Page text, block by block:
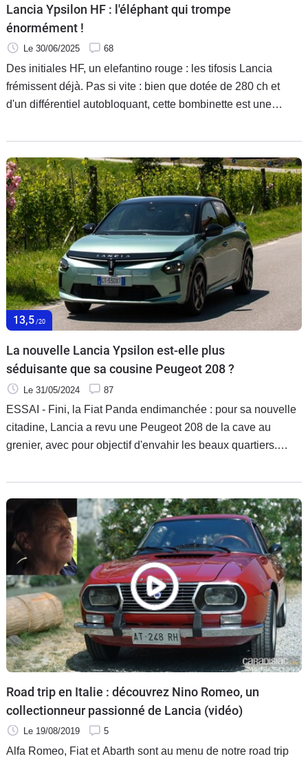
Lancia Ypsilon HF : l'éléphant qui trompe
énormément !
Le 30/06/2025 68
Des initiales HF, un elefantino rouge : les tifosis Lancia
frémissent déjà. Pas si vite : bien que dotée de 280 ch et
d'un différentiel autobloquant, cette bombinette est une
Stellantis. Comprenez une déclinaison à ras du sol des SUV
Alfa Junior Veloce et Abarth 600, ou une proche cousine de
la future Peugeot e208 GTI. On peut néanmoins espérer une
digne concurrente de l'Alpine A290…
13,5 /20
La nouvelle Lancia Ypsilon est-elle plus
séduisante que sa cousine Peugeot 208 ?
Le 31/05/2024 87
ESSAI - Fini, la Fiat Panda endimanchée : pour sa nouvelle
citadine, Lancia a revu une Peugeot 208 de la cave au
grenier, avec pour objectif d'envahir les beaux quartiers.
nous avons pris le volant de l'hybride de 100 ch et de
l'électrique de 156 ch, les deux seules motorisations
proposées…
Road trip en Italie : découvrez Nino Romeo, un
collectionneur passionné de Lancia (vidéo)
Le 19/08/2019 5
Alfa Romeo, Fiat et Abarth sont au menu de notre road trip